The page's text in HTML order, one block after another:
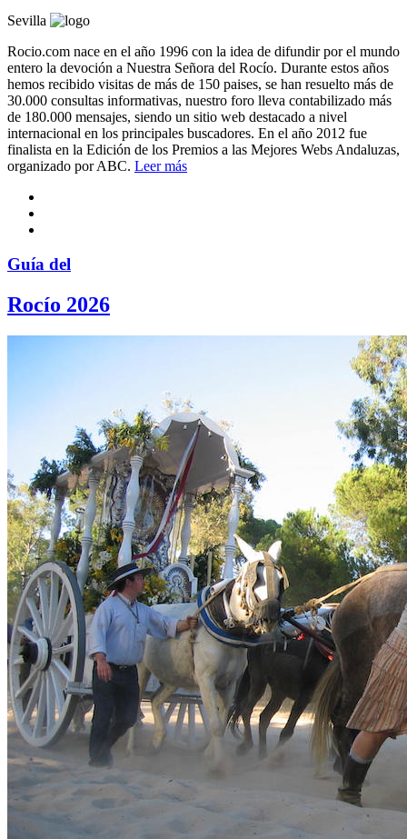
Sevilla
Rocio.com nace en el año 1996 con la idea de difundir por el mundo
entero la devoción a Nuestra Señora del Rocío. Durante estos años
hemos recibido visitas de más de 150 paises, se han resuelto más de
30.000 consultas informativas, nuestro foro lleva contabilizado más
de 180.000 mensajes, siendo un sitio web destacado a nivel
internacional en los principales buscadores. En el año 2012 fue
finalista en la Edición de los Premios a las Mejores Webs Andaluzas,
organizado por ABC. Leer más
Guía del
Rocío 2026